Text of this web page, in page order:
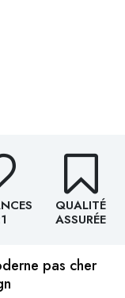
QUALITÉ
ASSURÉE
pas cher